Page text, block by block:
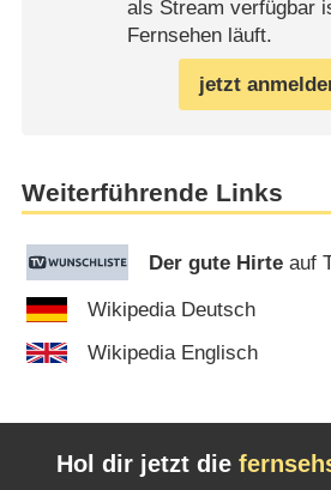
als Stream verfügbar
Fernsehen läuft.
jetzt
Weiterführende Links
Der gute Hirte auf
Wikipedia Deutsch
Wikipedia Englisch
Hol dir jetzt die